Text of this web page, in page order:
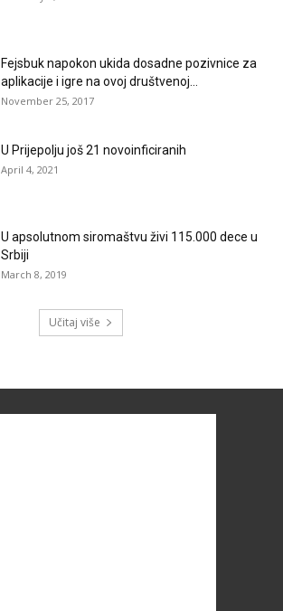
Fejsbuk napokon ukida dosadne pozivnice za
aplikacije i igre na ovoj društvenoj...
November 25, 2017
U Prijepolju još 21 novoinficiranih
April 4, 2021
U apsolutnom siromaštvu živi 115.000 dece u
Srbiji
March 8, 2019
Učitaj više